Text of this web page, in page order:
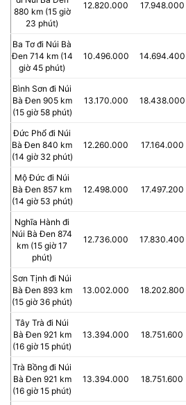
880 km (15 giờ
23 phút)
12.820.000 17.948.000
Ba Tơ đi Núi Bà
Đen 714 km (14
giờ 45 phút)
10.496.000 14.694.400
Bình Sơn đi Núi
Bà Đen 905 km
(15 giờ 58 phút)
13.170.000 18.438.000
Đức Phổ đi Núi
Bà Đen 840 km
(14 giờ 32 phút)
12.260.000 17.164.000
Mộ Đức đi Núi
Bà Đen 857 km
(14 giờ 53 phút)
12.498.000 17.497.200
Nghĩa Hành đi
Núi Bà Đen 874
km (15 giờ 17
phút)
12.736.000 17.830.400
Sơn Tịnh đi Núi
Bà Đen 893 km
(15 giờ 36 phút)
13.002.000 18.202.800
Tây Trà đi Núi
Bà Đen 921 km
(16 giờ 15 phút)
13.394.000 18.751.600
Trà Bồng đi Núi
Bà Đen 921 km
(16 giờ 15 phút)
13.394.000 18.751.600